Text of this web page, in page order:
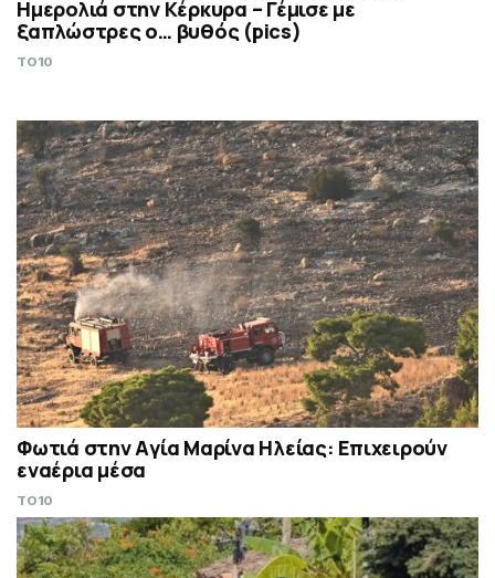
Ημερολιά στην Κέρκυρα – Γέμισε με
ξαπλώστρες ο… βυθός (pics)
TO10
Φωτιά στην Aγία Μαρίνα Ηλείας: Επιχειρούν
εναέρια μέσα
TO10